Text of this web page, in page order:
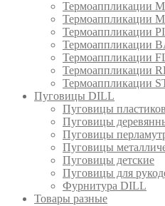
Термоаппликации
Термоаппликации
Термоаппликации
Термоаппликации
Термоаппликации
Термоаппликации
Термоаппликации
Пуговицы DILL
Пуговицы
Пуговицы
Пуговицы
Пуговицы
Пуговицы детские
Пуговицы для
Фурнитура DILL
Товары разные